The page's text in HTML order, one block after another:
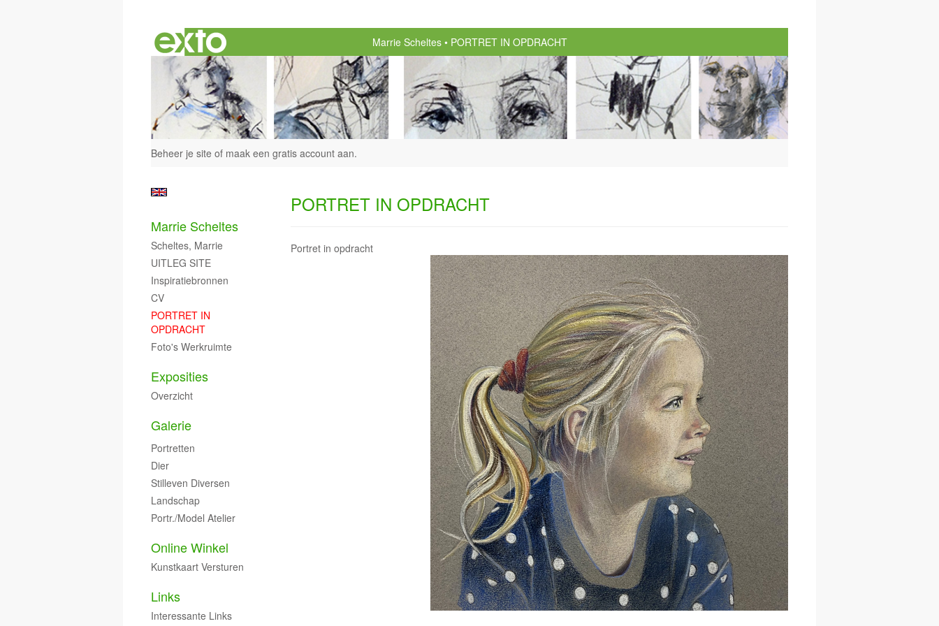
Marrie Scheltes PORTRET IN OPDRACHT
Beheer je site of maak een gratis account aan.
PORTRET IN OPDRACHT
Portret in opdracht
Marrie Scheltes
Scheltes, Marrie
UITLEG SITE
Inspiratiebronnen
CV
PORTRET IN
OPDRACHT
Foto's Werkruimte
Exposities
Overzicht
Galerie
Portretten
Dier
Stilleven Diversen
Landschap
Portr./model Atelier
Online Winkel
Kunstkaart Versturen
Links
Interessante Links